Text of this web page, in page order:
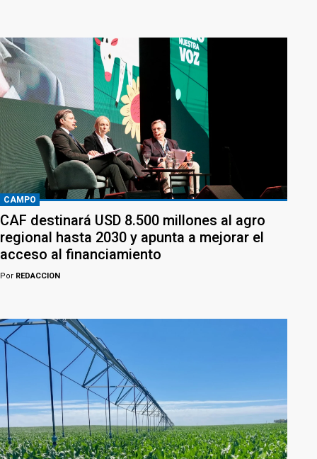
CAMPO
CAF destinará USD 8.500 millones al agro
regional hasta 2030 y apunta a mejorar el
acceso al financiamiento
Por REDACCION